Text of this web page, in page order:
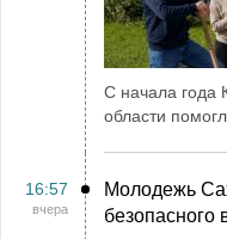
С начала года
области
16:57
вчера
Молодежь